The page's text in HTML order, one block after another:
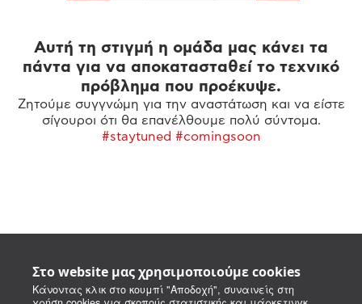
Στο website μας χρησιμοποιούμε cookies
Κάνοντας κλικ στο κουμπί "Αποδοχή", συναινείς στη
Αυτή τη στιγμή η ομάδα μας κάνει τα
πάντα για να αποκατασταθεί το τεχνικό
πρόβλημα που προέκυψε.
Ζητούμε συγγνώμη για την αναστάτωση και να είστε
σίγουροι ότι θα επανέλθουμε πολύ σύντομα.
#staytuned #comingsoon